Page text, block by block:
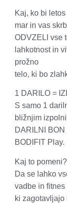
Kaj, ko bi
mar in vas
ODVZELI vse
lahkotnost in
prožno
telo, ki bo
1 DARILO =
S samo 1
bližnjim
DARILNI BON
BODIFIT Play.
Kaj to pomeni?
Da se lahko
vadbe in
ki zagotavljajo